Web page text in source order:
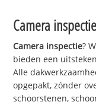
Camera inspectie
Camera inspectie?
bieden een
Alle
opgepakt, zónder
schoorstenen,